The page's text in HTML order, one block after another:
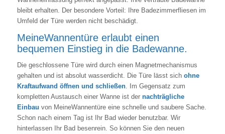
bleibt erhalten. Der besondere Vorteil: Ihre Badezimmerfliesen im
Umfeld der Türe werden nicht beschädigt.
MeineWannentüre erlaubt einen
bequemen Einstieg in die Badewanne.
Die geschlossene Türe wird durch einen Magnetmechanismus
gehalten und ist absolut wasserdicht. Die Türe lässt sich ohne
Kraftaufwand öffnen und schließen. Im Gegensatz zum
kompletten Austausch einer Wanne ist der nachträgliche
Einbau von MeineWannentüre eine schnelle und saubere Sache.
Schon nach einem Tag ist Ihr Bad wieder benutzbar. Wir
hinterlassen Ihr Bad besenrein. So können Sie den neuen